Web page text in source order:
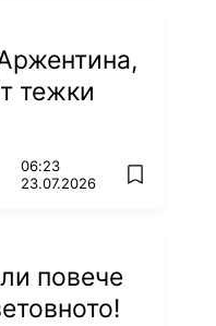
тежки
06:23
23.07.2026
add
повече